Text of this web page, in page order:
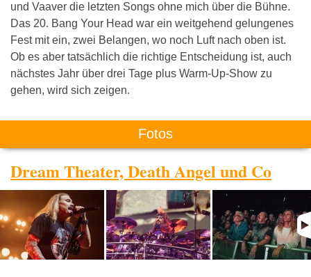
und Vaaver die letzten Songs ohne mich über die Bühne.
Das 20. Bang Your Head war ein weitgehend gelungenes
Fest mit ein, zwei Belangen, wo noch Luft nach oben ist.
Ob es aber tatsächlich die richtige Entscheidung ist, auch
nächstes Jahr über drei Tage plus Warm-Up-Show zu
gehen, wird sich zeigen.
Fotos
Dream Theater, Death Angel und Co